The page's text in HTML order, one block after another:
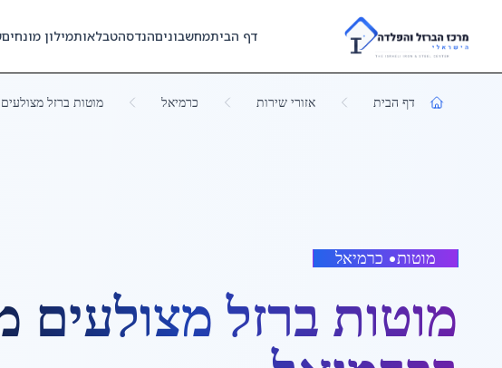
Skip to main content
דף הביתמחשבוניםהנדסהטבלאותמילון מונחים
דף הבית אזורי שירות כרמיאל מוטות ברזל
מוטות• כרמיאל
מוטות ברזל מצולעים